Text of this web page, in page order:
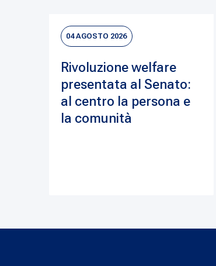
04 AGOSTO 2026
Rivoluzione welfare
presentata al Senato:
al centro la persona e
la comunità